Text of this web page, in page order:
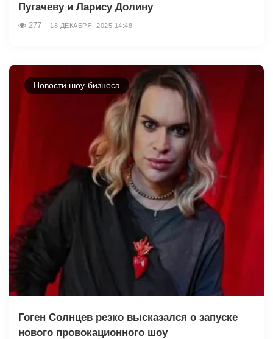
Пугачеву и Ларису Долину
277 18 ДЕКАБРЯ, 2025 14:48
Новости шоу-бизнеса
Гоген Солнцев резко высказался о запуске
нового провокационного шоу